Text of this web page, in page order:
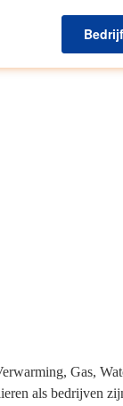
Gas,
als bedrijven